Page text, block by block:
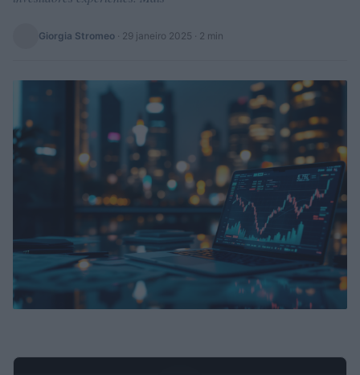
Giorgia Stromeo · 29 janeiro 2025 · 2 min